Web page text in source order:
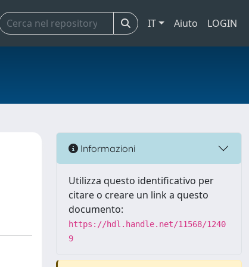
IT Aiuto LOGIN
Informazioni
Utilizza questo identificativo per
citare o creare un link a questo
documento:
https://hdl.handle.net/11568/1240
9